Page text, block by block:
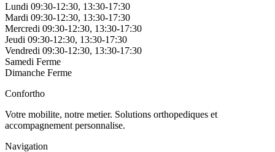
Lundi 09:30-12:30, 13:30-17:30
Mardi 09:30-12:30, 13:30-17:30
Mercredi 09:30-12:30, 13:30-17:30
Jeudi 09:30-12:30, 13:30-17:30
Vendredi 09:30-12:30, 13:30-17:30
Samedi Ferme
Dimanche Ferme
+
−
Confortho
Votre mobilite, notre metier. Solutions orthopediques et
accompagnement personnalise.
Navigation